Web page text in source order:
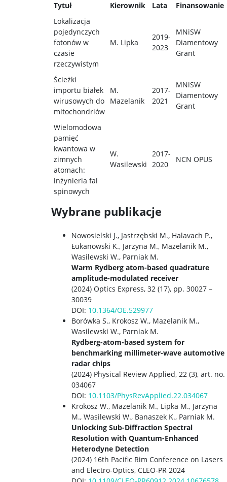
Tytuł Kierownik Lata
Finansowanie
Lokalizacja
pojedynczych
fotonów w
czasie
rzeczywistym
M. Lipka
2019-
2023
MNiSW
Diamentowy
Grant
Ścieżki
importu białek
wirusowych do
mitochondriów
M.
Mazelanik
2017-
2021
MNiSW
Diamentowy
Grant
Wielomodowa
pamięć
kwantowa w
zimnych
atomach:
inżynieria fal
spinowych
W.
Wasilewski
2017-
2020
NCN OPUS
Wybrane publikacje
Nowosielski J., Jastrzębski M., Halavach P.,
Łukanowski K., Jarzyna M., Mazelanik M.,
Wasilewski W., Parniak M.
Warm Rydberg atom-based quadrature
amplitude-modulated receiver
(2024) Optics Express, 32 (17), pp. 30027 –
30039
DOI: 10.1364/OE.529977
Borówka S., Krokosz W., Mazelanik M.,
Wasilewski W., Parniak M.
Rydberg-atom-based system for
benchmarking millimeter-wave automotive
radar chips
(2024) Physical Review Applied, 22 (3), art. no.
034067
DOI: 10.1103/PhysRevApplied.22.034067
Krokosz W., Mazelanik M., Lipka M., Jarzyna
M., Wasilewski W., Banaszek K., Parniak M.
Unlocking Sub-Diffraction Spectral
Resolution with Quantum-Enhanced
Heterodyne Detection
(2024) 16th Pacific Rim Conference on Lasers
and Electro-Optics, CLEO-PR 2024